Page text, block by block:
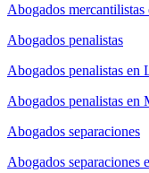
Abogados
Abogados penalistas
Abogados penalistas en
Abogados penalistas en
Abogados separaciones
Abogados separaciones